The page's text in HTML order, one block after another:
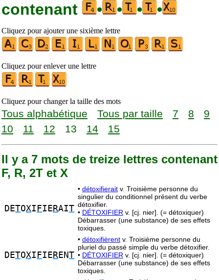
contenant
• • • •
Cliquez pour ajouter une sixième lettre
Cliquez pour enlever une lettre
Cliquez pour changer la taille des mots
Tous alphabétique Tous par taille 7 8
9
10
11 12 13 14 15
Il y a 7 mots de treize lettres contenant
F, R, 2T et X
DETOXI FIE RAIT
• détoxifierait v. Troisième personne du
singulier du conditionnel présent du verbe
détoxifier.
• DÉTOXIFIER v. [cj. nier]. (= détoxiquer)
Débarrasser (une substance) de ses effets
toxiques.
DETOXI FIE RENT
• détoxifièrent v. Troisième personne du
pluriel du passé simple du verbe détoxifier.
• DÉTOXIFIER v. [cj. nier]. (= détoxiquer)
Débarrasser (une substance) de ses effets
toxiques.